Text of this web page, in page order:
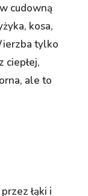
cudowną
kosa,
tylko
ciepłej,
ale to
łąki i